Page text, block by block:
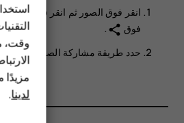
HMD Terra M
HMD DUB
للأعمال
انقر فوق الصور ثم انقر فوق
فوق share
.
حدد طريقة مشاركة الصورة أو مقطع
وقت،
لدينا.